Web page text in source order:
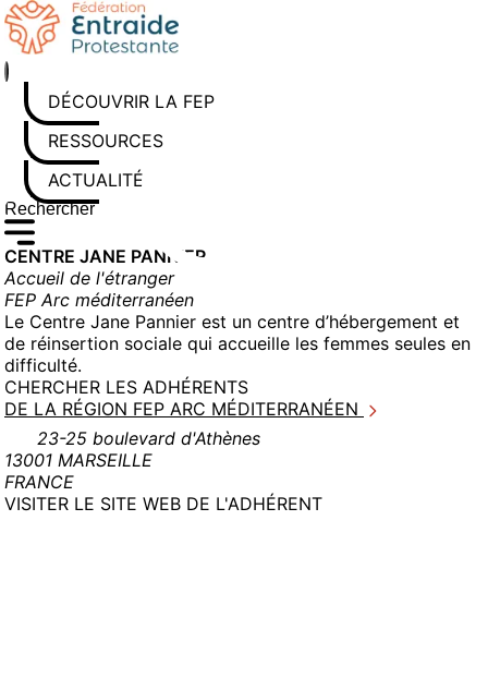
Aller
au
contenu
DÉCOUVRIR LA FEP
RESSOURCES
ACTUALITÉS
Rechercher sur le site
Saisissez au moins 3 caractères pour lancer la recherche
CENTRE JANE PANNIER
Accueil de l'étranger
FEP Arc méditerranéen
Le Centre Jane Pannier est un centre d’hébergement et
de réinsertion sociale qui accueille les femmes seules en
difficulté.
CHERCHER LES ADHÉRENTS
DE LA RÉGION FEP ARC MÉDITERRANÉEN
23-25 boulevard d'Athènes
13001 MARSEILLE
FRANCE
VISITER LE SITE WEB DE L'ADHÉRENT(NOUVELLE